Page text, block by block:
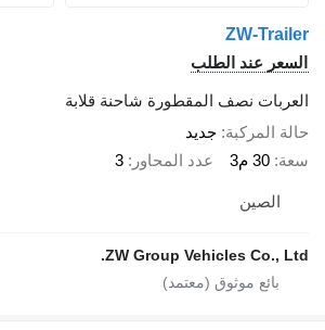
ZW-
عند الطلب
نصف المقطورة شاحنة قلابة
جديد
30 م3
عدد المحاور 3
ZW Group Vehicles